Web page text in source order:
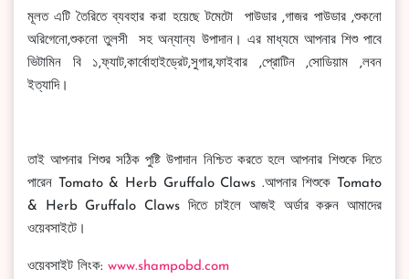
মূলত এটি তৈরিতে ব্যবহার করা হয়েছে টমেটো পাউডার ,গাজর পাউডার ,শুকনো
অরিগেনো,শুকনো তুলসী সহ অন্যান্য উপাদান। এর মাধ্যমে আপনার শিশু পাবে
ভিটামিন বি ১,ফ্যাট,কার্বোহাইড্রেট,সুগার,ফাইবার ,প্রোটিন ,সোডিয়াম ,লবন
ইত্যাদি।
তাই আপনার শিশুর সঠিক পুষ্টি উপাদান নিশ্চিত করতে হলে আপনার শিশুকে দিতে
পারেন Tomato & Herb Gruffalo Claws .আপনার শিশুকে Tomato
& Herb Gruffalo Claws দিতে চাইলে আজই অর্ডার করুন আমাদের
ওয়েবসাইটে।
ওয়েবসাইট লিংক: www.shampobd.com